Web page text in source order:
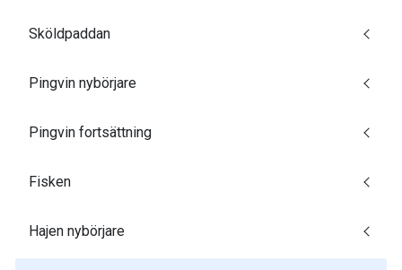
Sköldpaddan
Pingvin nybörjare
Pingvin fortsättning
Fisken
Hajen nybörjare